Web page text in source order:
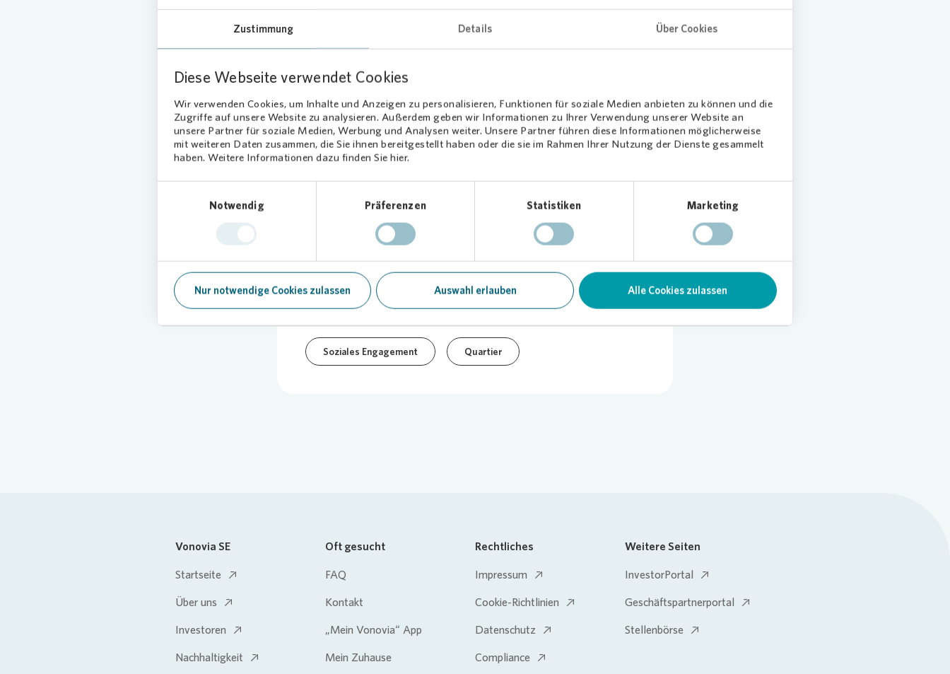
Zustimmung Details Über Cookies
Diese Webseite verwendet Cookies
Wir verwenden Cookies, um Inhalte und Anzeigen zu personalisieren, Funktionen für soziale Medien anbieten zu können und die
Zugriffe auf unsere Website zu analysieren. Außerdem geben wir Informationen zu Ihrer Verwendung unserer Website an
unsere Partner für soziale Medien, Werbung und Analysen weiter. Unsere Partner führen diese Informationen möglicherweise
mit weiteren Daten zusammen, die Sie ihnen bereitgestellt haben oder die sie im Rahmen Ihrer Nutzung der Dienste gesammelt
haben. Weitere Informationen dazu finden Sie hier.
Notwendig
Präferenzen Statistiken Marketing
Nur notwendige Cookies zulassen Auswahl erlauben Alle Cookies zulassen
mit denVonoviaMitarbeitenden bunte Osterkörbe und füllten sie mit selbst
eingefärbten Eiern.
legte in jedes Körbchen zudem noch einen
durften.
Julia Härtel,VonoviaQuartiersmanagerin, freut sich, die Nachbarschaft durch solche
Aktionen noch näher zusammenzubringen. Eine Adventsaktion ist bereits geplant.
Foto:Vonovia
12.04.2023 Teilen
Soziales Engagement Quartier
Vonovia SE
Startseite
Über uns
Investoren
Nachhaltigkeit
Oft gesucht
FAQ
Kontakt
„Mein Vonovia“ App
Mein Zuhause
Rechtliches
Impressum
Cookie-Richtlinien
Datenschutz
Compliance
Weitere Seiten
InvestorPortal
Geschäftspartnerportal
Stellenbörse